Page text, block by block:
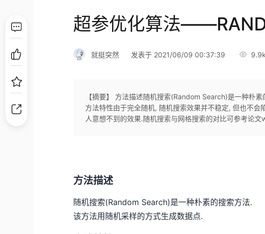
超参优化算法
就挺突然 发表于 2021/06/09 00:37:39
【摘要】 方法描述随机搜索(Random Search)是一种朴
方法特性由于完全随机, 随机搜索效果并不稳定, 但也不
人意想不到的效果.随机搜索与网格搜索的对比可参考论文​
方法描述
随机搜索(Random Search)是一种朴素的搜索方法.
该方法用随机采样的方式生成数据点.